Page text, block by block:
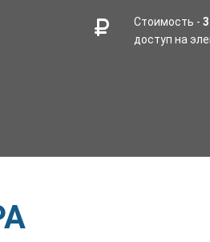
Стоимость -
доступ на